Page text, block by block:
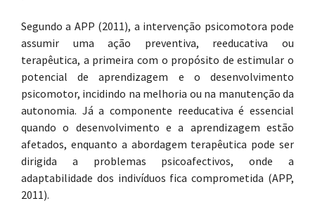
Segundo a APP (2011), a intervenção psicomotora pode
assumir uma ação preventiva, reeducativa ou
terapêutica, a primeira com o propósito de estimular o
potencial de aprendizagem e o desenvolvimento
psicomotor, incidindo na melhoria ou na manutenção da
autonomia. Já a componente reeducativa é essencial
quando o desenvolvimento e a aprendizagem estão
afetados, enquanto a abordagem terapêutica pode ser
dirigida a problemas psicoafectivos, onde a
adaptabilidade dos indivíduos fica comprometida (APP,
2011).